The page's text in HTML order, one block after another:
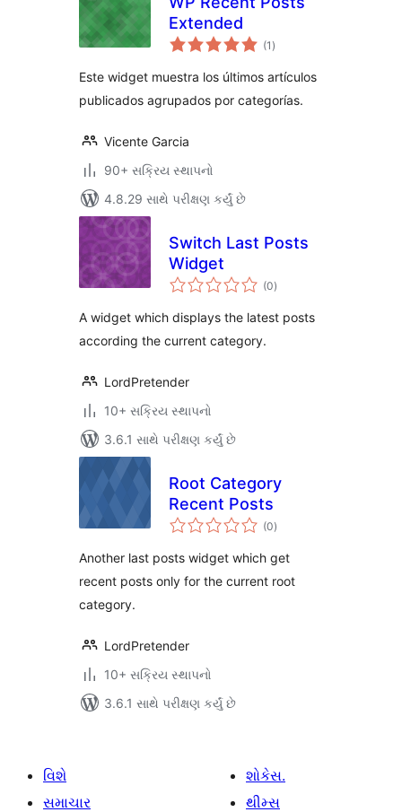
Extended
(1 કુલ
રેટિંગ્સ
)
Este widget muestra los últimos artículos
publicados agrupados por categorías.
Vicente Garcia
90+ સક્રિય સ્થાપનો
4.8.29 સાથે પરીક્ષણ કર્યું છે
Switch Last Posts
Widget
(0કુલ
રેટિંગ્સ
)
A widget which displays the latest posts
according the current category.
LordPretender
10+ સક્રિય સ્થાપનો
3.6.1 સાથે પરીક્ષણ કર્યું છે
Root Category
Recent Posts
(0કુલ
રેટિંગ્સ
)
Another last posts widget which get
recent posts only for the current root
category.
LordPretender
10+ સક્રિય સ્થાપનો
3.6.1 સાથે પરીક્ષણ કર્યું છે
વિશે
સમાચાર
શોકેસ.
થીમ્સ